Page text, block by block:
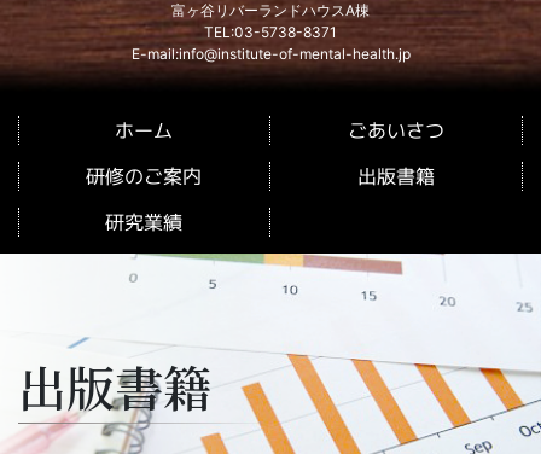
富ヶ谷リバーランドハウスA棟
TEL:03-5738-8371
E-mail:info@institute-of-mental-health.jp
ホーム ごあいさつ
研修のご案内
出版書籍
研究業績
出版書籍